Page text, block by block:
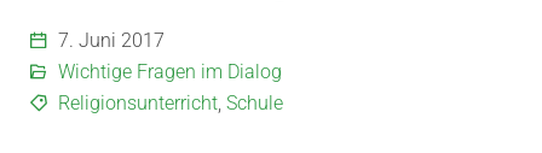
7. Juni 2017
Wichtige Fragen im Dialog
Religionsunterricht, Schule